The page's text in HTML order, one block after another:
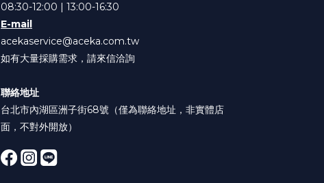
08:30-12:00 | 13:00-16:30
E-mail
acekaservice@aceka.com.tw
如有大量採購需求，請來信洽詢
聯絡地址
台北市內湖區洲子街68號（僅為聯絡地址，非實體店
面，不對外開放）